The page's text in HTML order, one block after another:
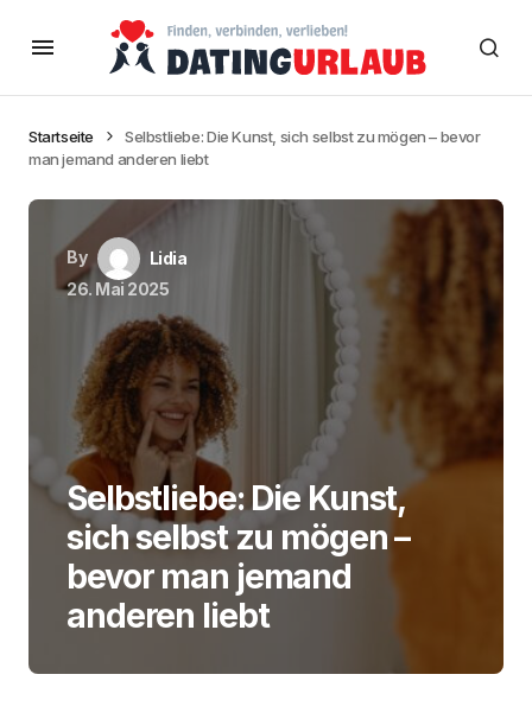
Startseite
Selbstliebe: Die Kunst, sich selbst zu mögen – bevor
man jemand anderen liebt
By
Lidia
26. Mai 2025
Selbstliebe: Die Kunst,
sich selbst zu mögen –
bevor man jemand
anderen liebt